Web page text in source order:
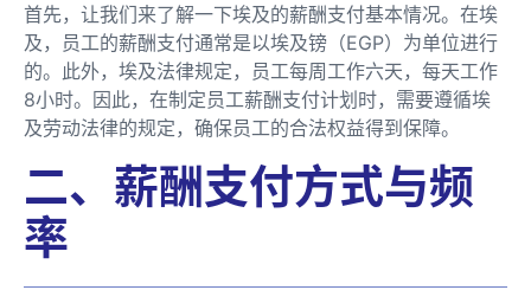
首先，让我们来了解一下埃及的薪酬支付基本情况。在埃
及，员工的薪酬支付通常是以埃及镑（EGP）为单位进行
的。此外，埃及法律规定，员工每周工作六天，每天工作
8小时。因此，在制定员工薪酬支付计划时，需要遵循埃
及劳动法律的规定，确保员工的合法权益得到保障。
二、薪酬支付方式与频
率